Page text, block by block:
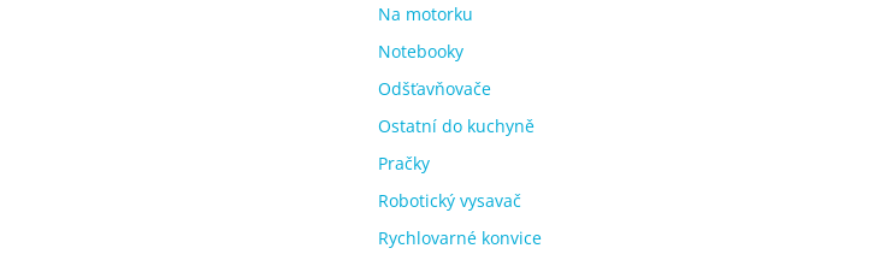
Na motorku
Notebooky
Odšťavňovače
Ostatní do kuchyně
Pračky
Robotický vysavač
Rychlovarné konvice